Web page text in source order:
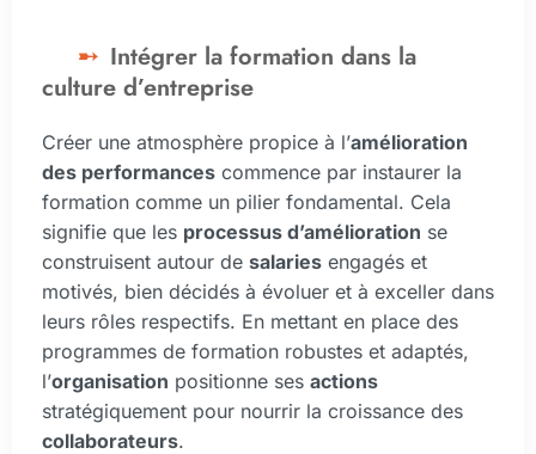
Intégrer la formation dans la
culture d’entreprise
Créer une atmosphère propice à l’amélioration
des performances commence par instaurer la
formation comme un pilier fondamental. Cela
signifie que les processus d’amélioration se
construisent autour de salaries engagés et
motivés, bien décidés à évoluer et à exceller dans
leurs rôles respectifs. En mettant en place des
programmes de formation robustes et adaptés,
l’organisation positionne ses actions
stratégiquement pour nourrir la croissance des
collaborateurs.